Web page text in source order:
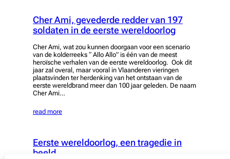
Cher Ami, gevederde redder van 197
soldaten in de eerste wereldoorlog
Cher Ami, wat zou kunnen doorgaan voor een scenario
van de kolderreeks “ Allo Allo” is één van de meest
heroïsche verhalen van de eerste wereldoorlog. Ook dit
jaar zal overal, maar vooral in Vlaanderen vieringen
plaatsvinden ter herdenking van het ontstaan van de
eerste wereldbrand meer dan 100 jaar geleden. De naam
Cher Ami…
read more
Eerste wereldoorlog, een tragedie in
beeld